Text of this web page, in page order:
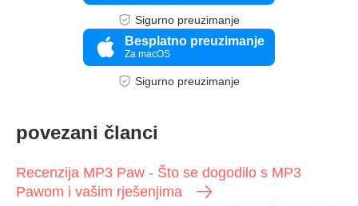
Sigurno preuzimanje
Besplatno preuzimanje
Za macOS
Sigurno preuzimanje
povezani članci
Recenzija MP3 Paw - Što se dogodilo s MP3
Pawom i vašim rješenjima